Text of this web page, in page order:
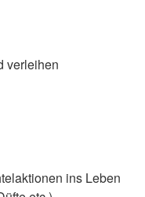
verleihen
ins Leben